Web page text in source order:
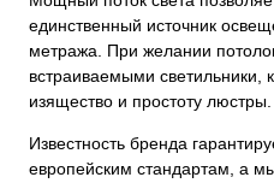
единственный источник
метража. При желании
встраиваемыми светильники,
изящество и простоту люстры.
Известность бренда
европейским стандартам, а